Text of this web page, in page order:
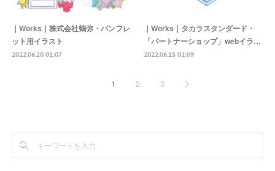
｜Works｜株式会社鶴弥・パンフレ
ット用イラスト
2022.06.20 01:07
｜Works｜タカラスタンダード・
「パートナーショップ」webイラ…
2022.06.15 02:09
1 2 3